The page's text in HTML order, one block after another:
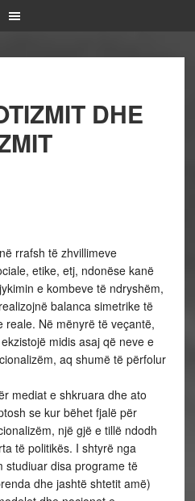
DHE
rrafsh të zhvillimeve
etike, etj, ndonëse kanë
e kombeve të ndryshëm,
balanca simetrike të
reale. Në mënyrë të veçantë,
midis asaj që neve e
aq shumë të përfolur
mediat e shkruara dhe ato
se kur bëhet fjalë për
një gjë e tillë ndodh
të politikës. I shtyrë nga
studiuar disa programe të
dhe jashtë shtetit amë)